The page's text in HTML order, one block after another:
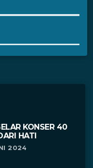
KONSER 40
HATI
2024